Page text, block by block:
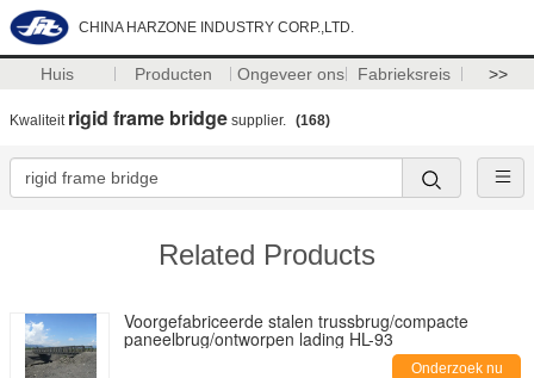
CHINA HARZONE INDUSTRY CORP.,LTD.
Huis Producten Ongeveer ons Fabrieksreis >>
Kwaliteit rigid frame bridge supplier. (168)
Related Products
Voorgefabriceerde stalen trussbrug/compacte
paneelbrug/ontworpen lading HL-93
Onderzoek nu